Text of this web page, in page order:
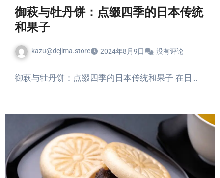
御萩与牡丹饼：点缀四季的日本传统
和果子
kazu@dejima.store 2024年8月9日 没有评论
御萩与牡丹饼：点缀四季的日本传统和果子 在日…